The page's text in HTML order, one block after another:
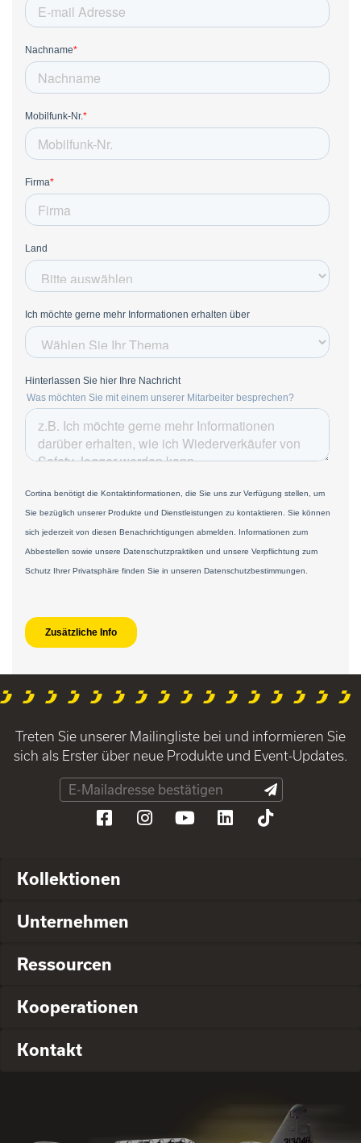
Treten Sie unserer Mailingliste bei und informieren Sie
sich als Erster über neue Produkte und Event-Updates.
Kollektionen
Unternehmen
Ressourcen
Kooperationen
Kontakt